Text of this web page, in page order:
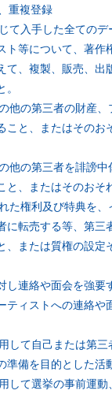
重複登録
て入手した全てのデ
ト等について、著作
て、複製、販売、出
他の第三者の財産、
こと、またはそのお
他の第三者を誹謗
と、またはそのおそ
た権利及び特典を、
に転売する等、第三
、または質権の設定
し連絡や面会を強要
ティストへの連絡や
して自己または第三
準備を目的とした活
して選挙の事前運